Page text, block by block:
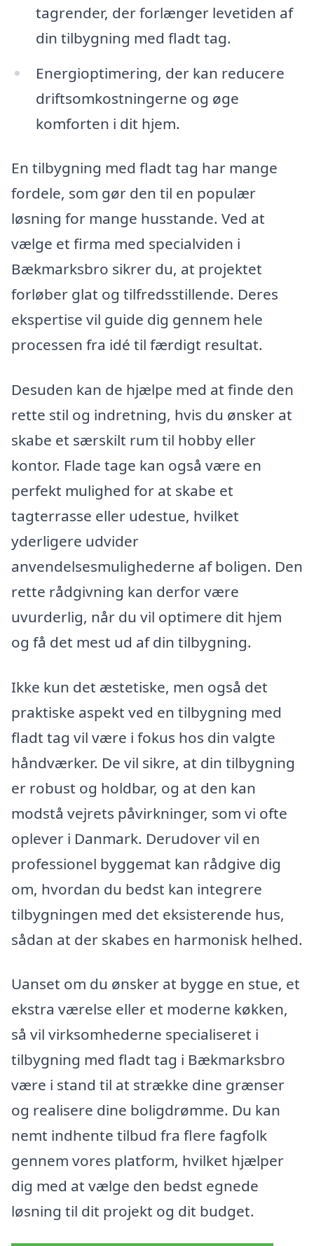
tagrender, der forlænger levetiden af
din tilbygning med fladt tag.
Energioptimering, der kan reducere
driftsomkostningerne og øge
komforten i dit hjem.
En tilbygning med fladt tag har mange
fordele, som gør den til en populær
løsning for mange husstande. Ved at
vælge et firma med specialviden i
Bækmarksbro sikrer du, at projektet
forløber glat og tilfredsstillende. Deres
ekspertise vil guide dig gennem hele
processen fra idé til færdigt resultat.
Desuden kan de hjælpe med at finde den
rette stil og indretning, hvis du ønsker at
skabe et særskilt rum til hobby eller
kontor. Flade tage kan også være en
perfekt mulighed for at skabe et
tagterrasse eller udestue, hvilket
yderligere udvider
anvendelsesmulighederne af boligen. Den
rette rådgivning kan derfor være
uvurderlig, når du vil optimere dit hjem
og få det mest ud af din tilbygning.
Ikke kun det æstetiske, men også det
praktiske aspekt ved en tilbygning med
fladt tag vil være i fokus hos din valgte
håndværker. De vil sikre, at din tilbygning
er robust og holdbar, og at den kan
modstå vejrets påvirkninger, som vi ofte
oplever i Danmark. Derudover vil en
professionel byggemat kan rådgive dig
om, hvordan du bedst kan integrere
tilbygningen med det eksisterende hus,
sådan at der skabes en harmonisk helhed.
Uanset om du ønsker at bygge en stue, et
ekstra værelse eller et moderne køkken,
så vil virksomhederne specialiseret i
tilbygning med fladt tag i Bækmarksbro
være i stand til at strække dine grænser
og realisere dine boligdrømme. Du kan
nemt indhente tilbud fra flere fagfolk
gennem vores platform, hvilket hjælper
dig med at vælge den bedst egnede
løsning til dit projekt og dit budget.